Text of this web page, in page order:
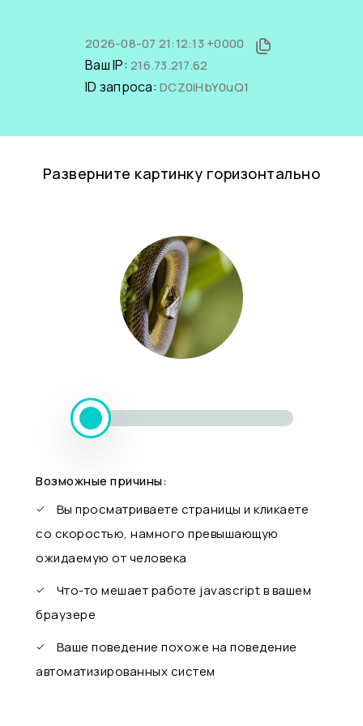
2026-08-07 21:12:13 +0000
Ваш IP: 216.73.217.62
ID запроса: DCZ0iHbY0uQ1
Разверните картинку горизонтально
Возможные причины:
Вы просматриваете страницы и кликаете
со скоростью, намного превышающую
ожидаемую от человека
Что-то мешает работе javascript в вашем
браузере
Ваше поведение похоже на поведение
автоматизированных систем